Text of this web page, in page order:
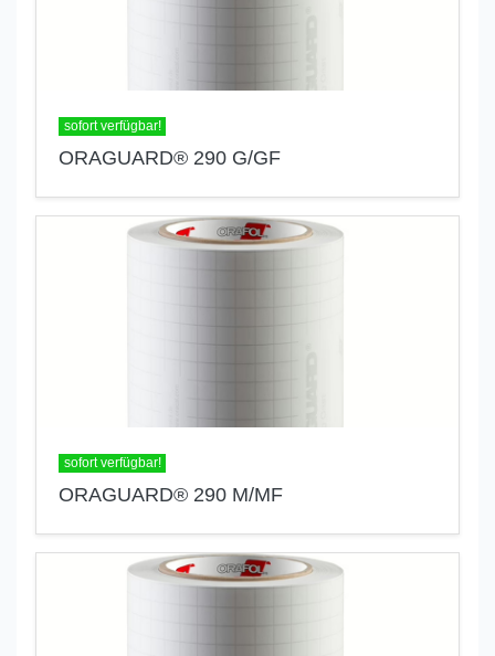
sofort verfügbar!
ORAGUARD® 290 G/GF
sofort verfügbar!
ORAGUARD® 290 M/MF